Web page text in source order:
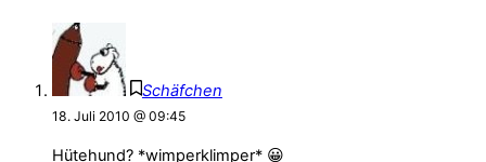
Schäfchen
18. Juli 2010 @ 09:45
Hütehund? *wimperklimper* 😀